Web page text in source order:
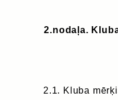
2.nodaļa.
2.1. Kluba